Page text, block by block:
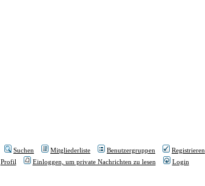
Suchen Mitgliederliste Benutzergruppen
Registrieren
Profil
Einloggen, um private Nachrichten zu lesen Login